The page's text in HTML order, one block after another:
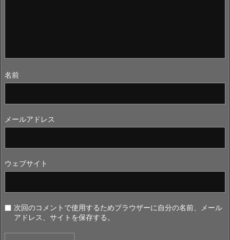
名前
メールアドレス
ウェブサイト
次回のコメントで使用するためブラウザーに自分の名前、メール
アドレス、サイトを保存する。